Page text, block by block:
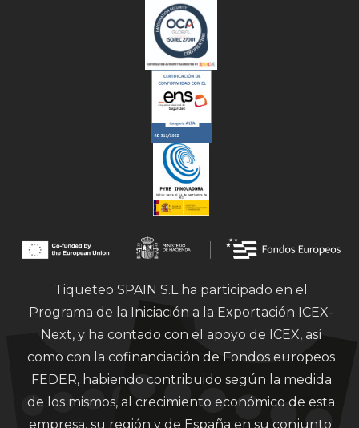
Tiqueteo SPAIN S.L ha participado en el
Programa de la Iniciación a la Exportación ICEX-
Next, y ha contado con el apoyo de ICEX, así
como con la cofinanciación de Fondos europeos
FEDER, habiendo contribuido según la medida
de los mismos, al crecimiento económico de esta
empresa, su región y de España en su conjunto.